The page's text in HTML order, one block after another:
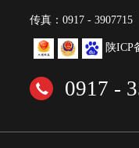
传真：0917 - 3907715
陕ICP
0917 -